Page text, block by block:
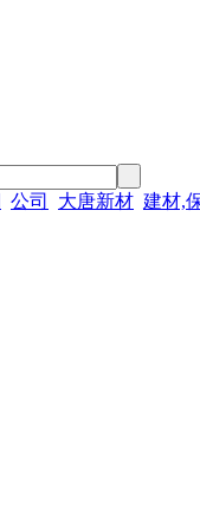
公司 大唐新材 建材,